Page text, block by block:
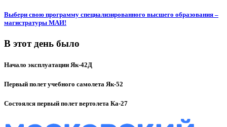
Выбери свою программу специализированного высшего образования –
магистратуры МАИ!
В этот день было
Начало эксплуатации Як-42Д
Первый полет учебного самолета Як-52
Состоялся первый полет вертолета Ка-27